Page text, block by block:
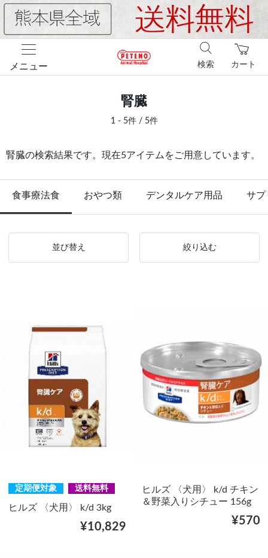
メニュー カート
検索
腎臓
1 - 5件 / 5件
腎臓の検索結果です。現在5アイテムをご用意しています。
食事療法食 おやつ類 デンタルケア用品 サプ
並び替え 絞り込む
定期便対象 送料無料
ヒルズ 〈犬用〉 k/d 3kg
¥10,829
ヒルズ 〈犬用〉 k/d チキン
＆野菜入りシチュー 156g
¥570